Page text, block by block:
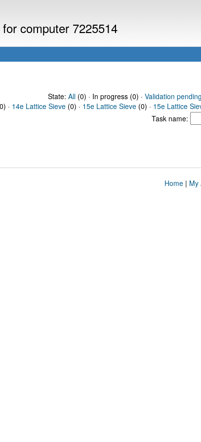
computer 7225514
State: All(0) · In progress (0) · Validation pending
· 14e Lattice Sieve (0) · 15e Lattice Sieve (0) · 15e Lattice
Task name:
Home| My